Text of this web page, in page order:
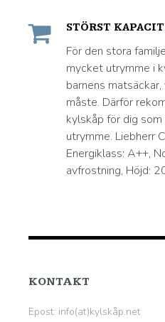
STÖRST
För den stora
mycket utrymme i
barnens
måste. Därför
kylskåp för dig
utrymme. Liebherr
Energiklass: A++,
avfrostning, Höjd:
KONTAKT
Epost: info(at)kylskåp.net